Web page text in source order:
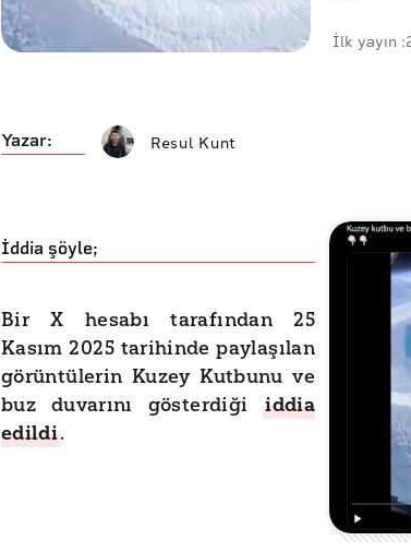
İlk yayın :
Yazar: Resul Kunt
İddia şöyle;
Bir X hesabı tarafından 25
Kasım 2025 tarihinde paylaşılan
görüntülerin Kuzey Kutbunu ve
buz duvarını gösterdiğiiddia
edildi.